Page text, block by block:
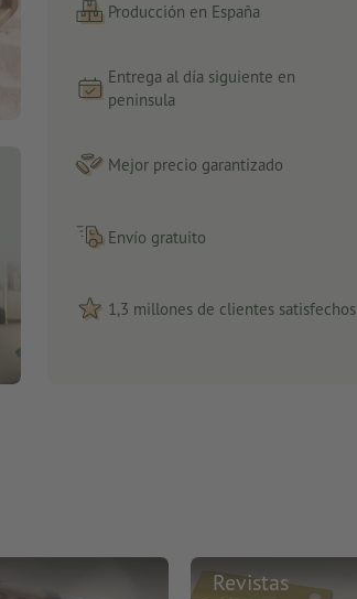
Producción en España
Entrega al día siguiente en
peninsula
Mejor precio garantizado
Envío gratuito
1,3 millones de clientes satisfechos
Revistas